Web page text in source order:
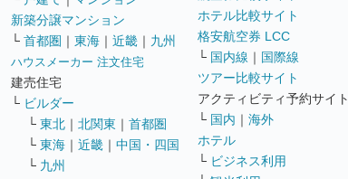
新築分譲マンション
└ 首都圏 ｜ 東海 ｜ 近畿 ｜ 九州
ハウスメーカー 注文住宅
建売住宅
└ ビルダー
└ 東北 ｜ 北関東 ｜ 首都圏
└ 東海 ｜ 近畿 ｜ 中国・四国
└ 九州
ホテル比較サイト
格安航空券 LCC
└ 国内線 ｜ 国際線
ツアー比較サイト
アクティビティ予約サイト
└ 国内 ｜ 海外
ホテル
└ ビジネス利用